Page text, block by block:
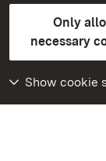
Only
necessary
Show cookie
State Palaces
Contact usFAQ
Declaration on
BITV-konform